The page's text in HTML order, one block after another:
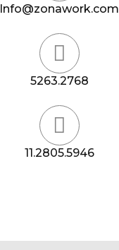
Info@zonawork.com
5263.2768
11.2805.5946